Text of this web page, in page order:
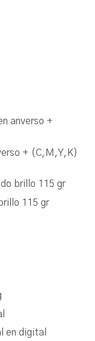
anverso +
+ (C,M,Y,K)
brillo 115 gr
115 gr
en digital